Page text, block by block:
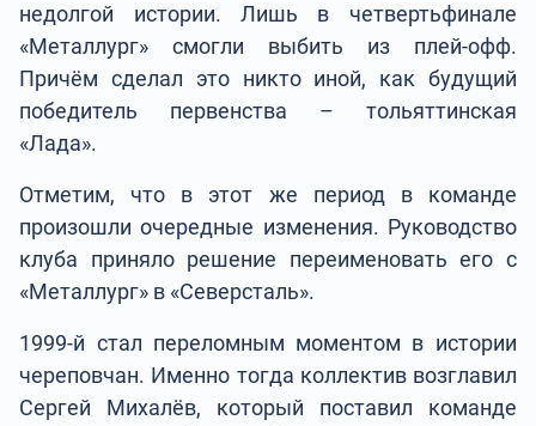
недолгой истории. Лишь в четвертьфинале
«Металлург» смогли выбить из плей-офф.
Причём сделал это никто иной, как будущий
победитель первенства – тольяттинская
«Лада».
Отметим, что в этот же период в команде
произошли очередные изменения. Руководство
клуба приняло решение переименовать его с
«Металлург» в «Северсталь».
1999-й стал переломным моментом в истории
череповчан. Именно тогда коллектив возглавил
Сергей Михалёв, который поставил команде